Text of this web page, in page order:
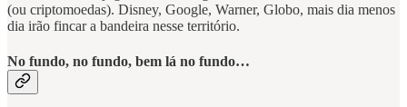
(ou criptomoedas). Disney, Google, Warner, Globo, mais dia menos
dia irão fincar a bandeira nesse território.
No fundo, no fundo, bem lá no fundo…